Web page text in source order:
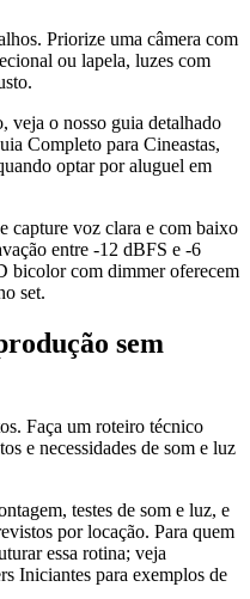
Priorize uma câmera com
ou lapela, luzes com
veja o nosso guia detalhado
Completo para Cineastas,
optar por aluguel em
capture voz clara e com baixo
entre -12 dBFS e -6
bicolor com dimmer oferecem
set.
sem
Faça um roteiro técnico
e necessidades de som e luz
testes de som e luz, e
por locação. Para quem
essa rotina; veja
Iniciantes para exemplos de